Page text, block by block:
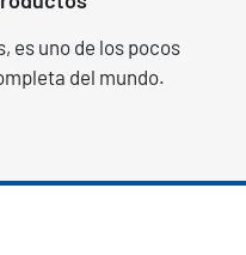
es uno de los pocos
del mundo.